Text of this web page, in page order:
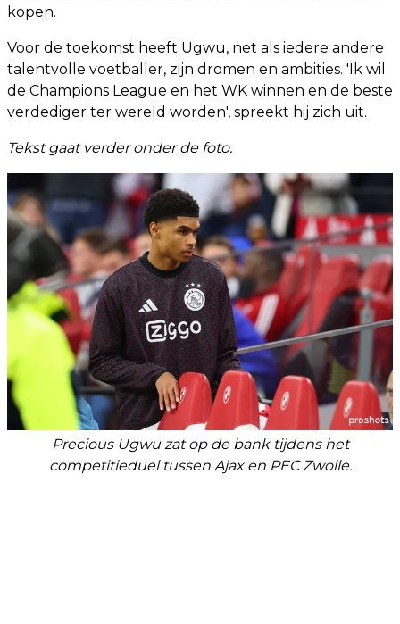
kopen.
Voor de toekomst heeft Ugwu, net als iedere andere
talentvolle voetballer, zijn dromen en ambities. 'Ik wil
de Champions League en het WK winnen en de beste
verdediger ter wereld worden', spreekt hij zich uit.
Tekst gaat verder onder de foto.
Precious Ugwu zat op de bank tijdens het
competitieduel tussen Ajax en PEC Zwolle.